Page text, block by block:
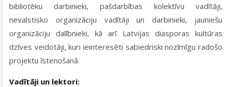
bibliotēku darbinieki, pašdarbības kolektīvu vadītāji,
nevalstisko organizāciju vadītāji un darbinieki, jauniešu
organizāciju dalībnieki, kā arī Latvijas diasporas kultūras
dzīves veidotāji, kuri ieinteresēti sabiedriski nozīmīgu radošo
projektu īstenošanā.
Vadītāji un lektori: